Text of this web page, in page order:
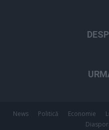
News Politică Economie